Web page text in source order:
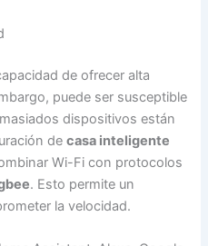
de ofrecer alta
puede ser susceptible
dispositivos están
decasa inteligente
Wi-Fi con protocolos
. Esto permite un
la velocidad.